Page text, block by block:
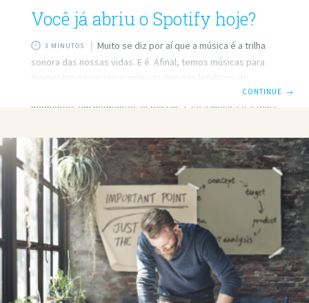
Você já abriu o Spotify hoje?
3 MINUTOS
Muito se diz por aí que a música é a trilha
sonora das nossas vidas. E é. Afinal, temos músicas para
momentos especiais e músicas que nos lembram de
momentos especiais – e até músicas que transformam
momentos em momentos especiais. E se a música é a trilha
nossas vidas de freelancer. Você sabia que ouvir canções
durante o trabalho traz diversos benefícios? Por exemplo:
Música melhora o humor e aumenta
CONTINUE →